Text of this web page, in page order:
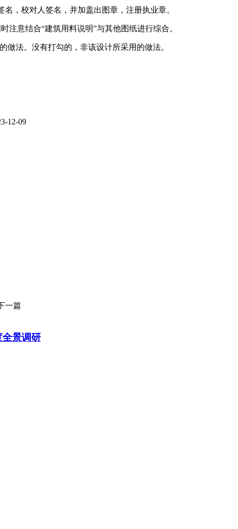
名，校对人签名，并加盖出图章，注册执业章。
注意结合“建筑用料说明”与其他图纸进行综合。
做法。没有打勾的，非该设计所采用的做法。
12-09
一篇
全景调研